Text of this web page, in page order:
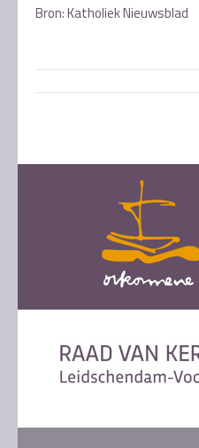
Bron: Katholiek Nieuwsblad
Post